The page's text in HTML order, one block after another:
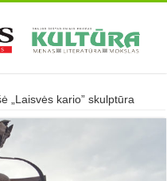
„Laisvės kario” skulptūra